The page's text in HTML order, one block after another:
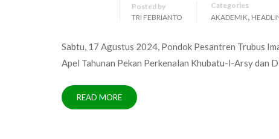
Posted by
TRI FEBRIANTO
Categories
AKADEMIK,
Sabtu, 17 Agustus 2024, Pondok Pesantren Trubus
Apel Tahunan Pekan Perkenalan Khubatu-l-Arsy dan
READ MORE